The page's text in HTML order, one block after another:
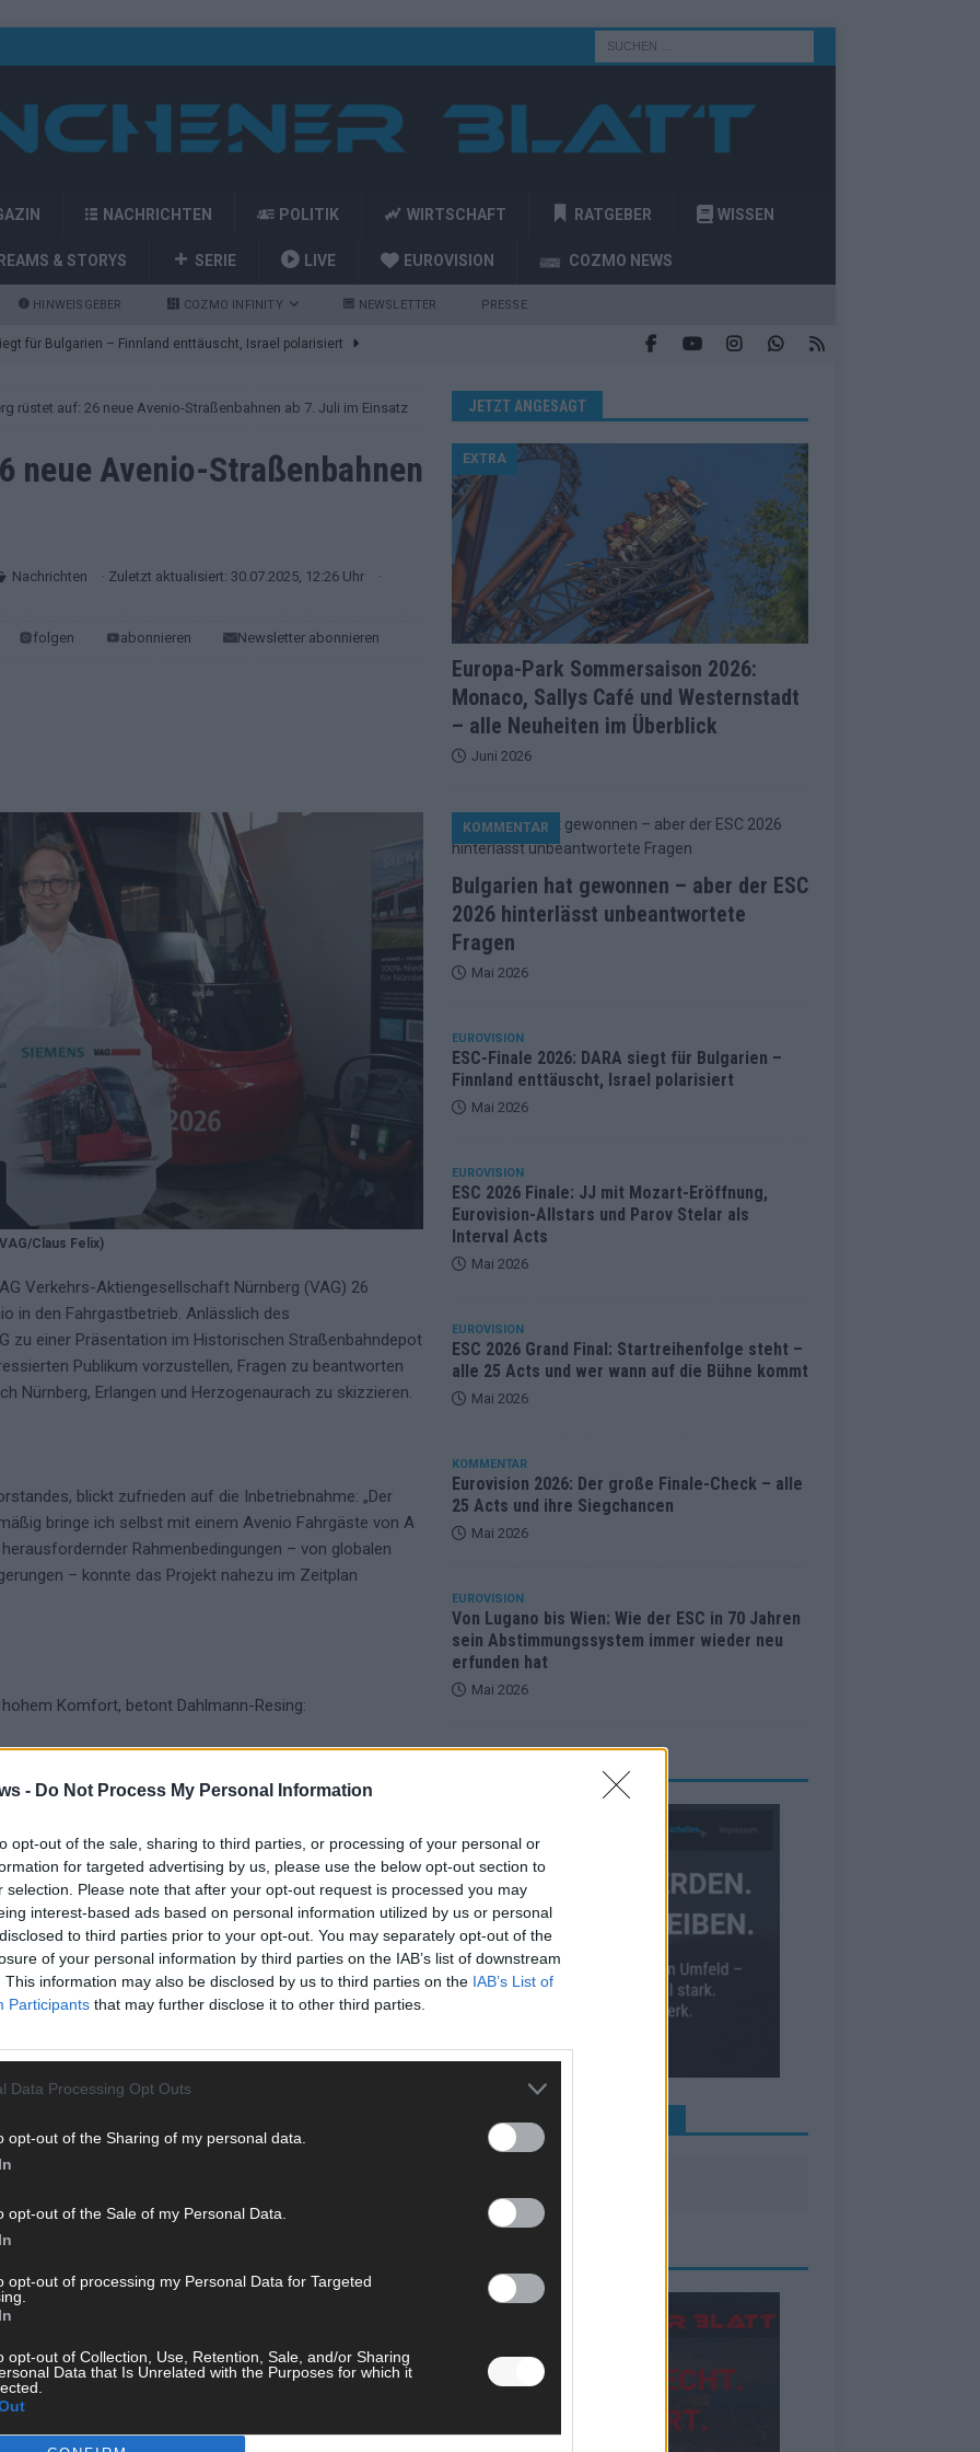
- Do Not Process My Personal Information
opt-out of the sale, sharing to third parties, or processing of your personal or
for targeted advertising by us, please use the below opt-out section to
selection. Please note that after your opt-out request is processed you may
interest-based ads based on personal information utilized by us or personal
to third parties prior to your opt-out. You may separately opt-out of the
of your personal information by third parties on the IAB’s list of downstream
This information may also be disclosed by us to third parties on the IAB’s List of
Participants that may further disclose it to other third parties.
Data Processing Opt Outs
opt-out of the Sharing of my personal data.
opt-out of the Sale of my Personal Data.
opt-out of processing my Personal Data for Targeted
opt-out of Collection, Use, Retention, Sale, and/or Sharing
Data that Is Unrelated with the Purposes for which it
NACHRICHTEN POLITIK WIRTSCHAFT RATGEBER WISSEN
& STORYS SERIE LIVE EUROVISION COZMO NEWS
HINWEISGEBER COZMO INFINITY NEWSLETTER PRESSE
für Bulgarien – Finnland enttäuscht, Israel polarisiert
Eröffnung, Eurovision-Allstars und Parov Stelar als Interval
Finale-Check – alle 25 Acts und ihre Siegchancen
der ESC in 70 Jahren sein Abstimmungssystem immer wieder
sehen die Buchmacher im Finale
2026: Monaco, Sallys Café und Westernstadt – alle Neuheiten
aber der ESC 2026 hinterlässt unbeantwortete Fragen
rüstet auf: 26 neue Avenio-Straßenbahnen ab 7. Juli im Einsatz
neue Avenio-Straßenbahnen
Nachrichten · Zuletzt aktualisiert: 30.07.2025, 12:26 Uhr
·
folgen abonnieren Newsletter abonnieren
Claus Felix)
Verkehrs-Aktiengesellschaft Nürnberg (VAG) 26
in den Fahrgastbetrieb. Anlässlich des
zu einer Präsentation im Historischen Straßenbahndepot
Publikum vorzustellen, Fragen zu beantworten
Nürnberg, Erlangen und Herzogenaurach zu skizzieren.
blickt zufrieden auf die Inbetriebnahme: „Der
bringe ich selbst mit einem Avenio Fahrgäste von A
Rahmenbedingungen – von globalen
– konnte das Projekt nahezu im Zeitplan
Komfort, betont Dahlmann-Resing:
ist die Klimaanlage für Fahrgäste und Fahrer:
flottes Ein- und Aussteigen.
Rollstühle, Kinderwägen und Fahrräder sorgen für
und Quersitzen optimiert sowohl Kapazität als auch
und ruhiges Bremsen steigern das Wohlbefinden an
People Mover bei Siemens Mobility, unterstreicht
„Wir freuen uns sehr, heute das 26.
an die VAG übergeben zu dürfen. Die bereits
14 Fahrzeuge bis 2028 unterstreicht das große
deren Bau im Herbst startet. Erste
ermöglicht zudem die Bestellung von bis zu 87
ersetzt und zusätzliche Fahrzeuge für die
können.
Avenio-Flotte rund zwei Millionen Kilometer
JETZT ANGESAGT
Europa-Park Sommersaison 2026:
Monaco, Sallys Café und Westernstadt
– alle Neuheiten im Überblick
EXTRA
Juni 2026
Bulgarien hat gewonnen – aber der ESC
2026 hinterlässt unbeantwortete
Fragen
KOMMENTAR
Mai 2026
EUROVISION
ESC-Finale 2026: DARA siegt für Bulgarien –
Finnland enttäuscht, Israel polarisiert
Mai 2026
EUROVISION
ESC 2026 Finale: JJ mit Mozart-Eröffnung,
Eurovision-Allstars und Parov Stelar als
Interval Acts
Mai 2026
EUROVISION
ESC 2026 Grand Final: Startreihenfolge steht –
alle 25 Acts und wer wann auf die Bühne kommt
Mai 2026
KOMMENTAR
Eurovision 2026: Der große Finale-Check – alle
25 Acts und ihre Siegchancen
Mai 2026
EUROVISION
Von Lugano bis Wien: Wie der ESC in 70 Jahren
sein Abstimmungssystem immer wieder neu
erfunden hat
Mai 2026
KEINE NEWS MEHR VERPASSEN